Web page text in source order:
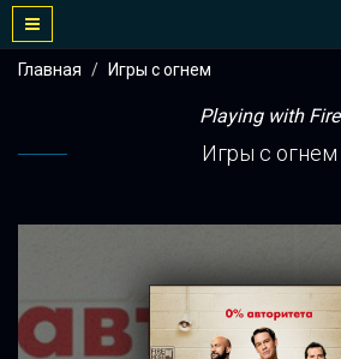
Главная Игры с огнем
Playing with Fire
Игры с огнем